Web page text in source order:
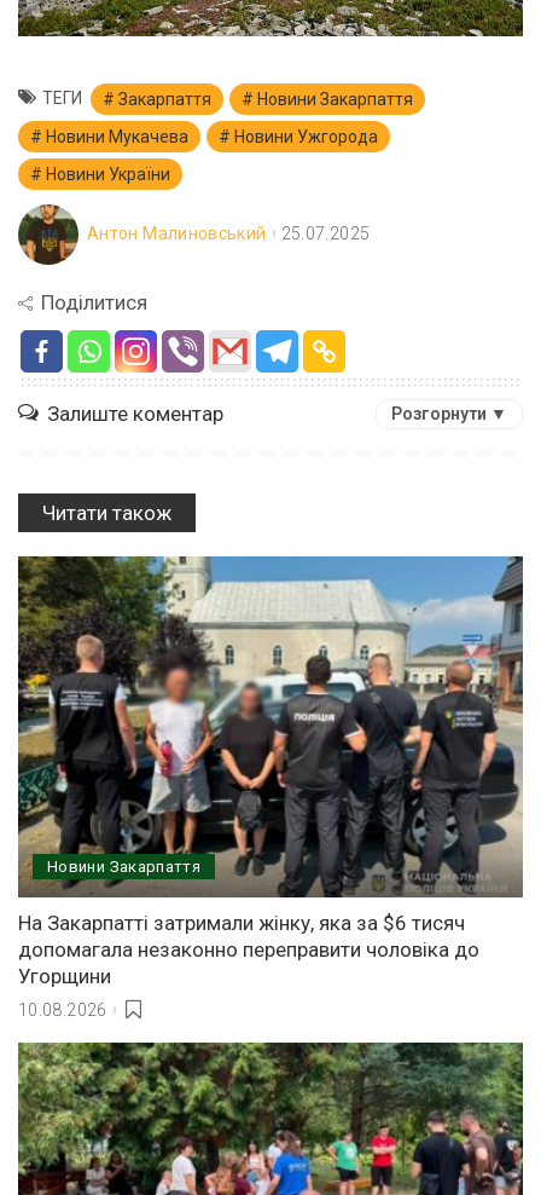
ТЕГИ Закарпаття
Новини Закарпаття
Новини Мукачева
Новини Ужгорода
Новини України
Антон Малиновський 25.07.2025
Поділитися
Залиште коментар Розгорнути ▼
Читати також
Новини Закарпаття
На Закарпатті затримали жінку, яка за $6 тисяч
допомагала незаконно переправити чоловіка до
Угорщини
10.08.2026